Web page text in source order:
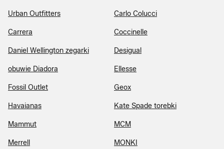
Urban Outfitters Carlo Colucci
Carrera Coccinelle
Daniel Wellington zegarki Desigual
obuwie Diadora Ellesse
Fossil Outlet Geox
Havaianas Kate Spade torebki
Mammut MCM
Merrell MONKI